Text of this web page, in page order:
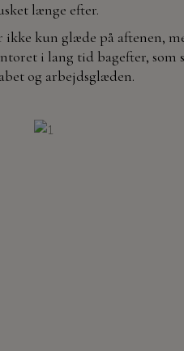
længe efter.
ikke kun glæde på aftenen,
i lang tid bagefter, som
og arbejdsglæden.